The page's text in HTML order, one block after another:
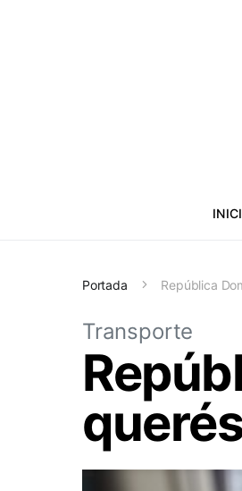
Portada República
Transporte